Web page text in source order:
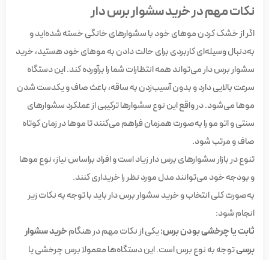
نکات مهم در خرید سشوار برس دار
اگر از خشک کردن موهای خود با سشوارهای خانگی خسته شده‌اید و
به‌دنبال وسیله‌ای کاربردی برای حالت دادن به موهای خود هستید، خرید
سشوار برس دار می‌تواند همه انتظارات شما را برآورده کند. این دستگاه‌
سرعت بالایی دارد و بدون آسیب‌زدن به ساقه، باعث صاف و یکدست شدن
موها می‌شود. در واقع این نوع سشوارها ترکیبی از عملکرد سشوارهای
سنتی و اتو مو را به‌صورت همزمان فراهم می‌کنند تا موها در زمان کوتاه
صاف و مرتب شود.
تنوع در بازار سشوارهای برس دار زیاد است و افراد براساس نیاز، نوع موها
و بودجه خود می‌توانند مدل مورد نظر را خریداری کنند.
به‌صورت کلی انتخاب و خرید سشوار برس دار باید با توجه به نکات زیر
انجام شود:
ثابت یا چرخشی بودن برس:یکی از نکات مهم در هنگامخرید سشوار
برسیتوجه به نوع برس است. این دستگاه‌ها معمولا برس چرخشی یا